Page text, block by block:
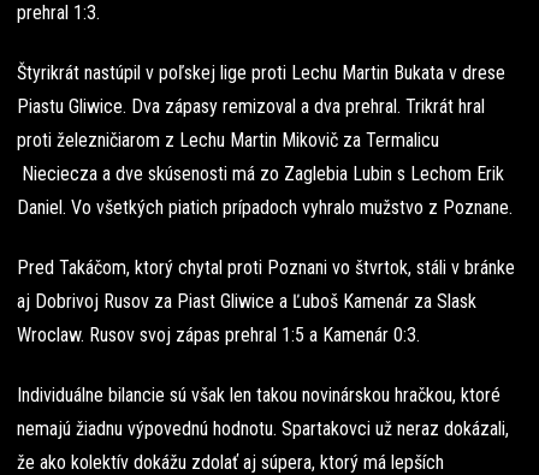
prehral 1:3.
Štyrikrát nastúpil v poľskej lige proti Lechu Martin Bukata v drese
Piastu Gliwice. Dva zápasy remizoval a dva prehral. Trikrát hral
proti železničiarom z Lechu Martin Mikovič za Termalicu
Nieciecza a dve skúsenosti má zo Zaglebia Lubin s Lechom Erik
Daniel. Vo všetkých piatich prípadoch vyhralo mužstvo z Poznane.
Pred Takáčom, ktorý chytal proti Poznani vo štvrtok, stáli v bránke
aj Dobrivoj Rusov za Piast Gliwice a Ľuboš Kamenár za Slask
Wroclaw. Rusov svoj zápas prehral 1:5 a Kamenár 0:3.
Individuálne bilancie sú však len takou novinárskou hračkou, ktoré
nemajú žiadnu výpovednú hodnotu. Spartakovci už neraz dokázali,
že ako kolektív dokážu zdolať aj súpera, ktorý má lepších